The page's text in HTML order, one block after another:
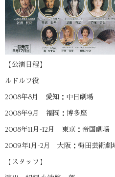
【公演日程】
ルドルフ役
2008年8月 愛知：中日劇場
2008年9月 福岡：博多座
2008年11月-12月 東京：帝国劇場
2009年1月-2月 大阪：梅田芸術劇
【スタッフ】